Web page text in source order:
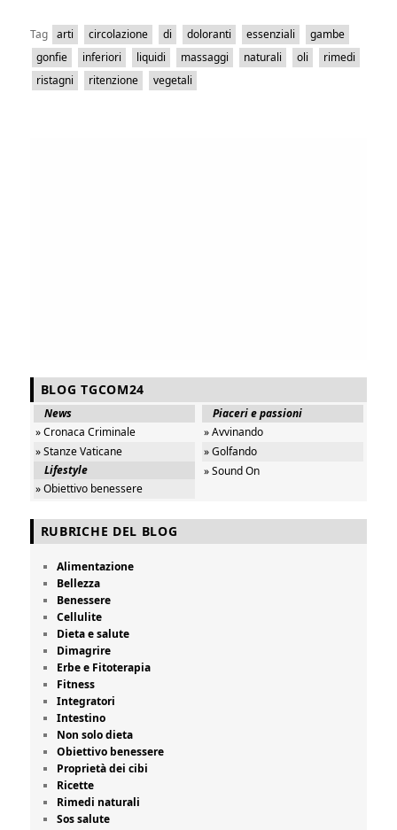
Tag arti circolazione di doloranti essenziali
gambe
gonfie
inferiori liquidi massaggi naturali oli
rimedi
ristagni
ritenzione vegetali
BLOG TGCOM24
News
» Cronaca Criminale
» Stanze Vaticane
Lifestyle
» Obiettivo benessere
Piaceri e passioni
» Avvinando
» Golfando
» Sound On
RUBRICHE DEL BLOG
Alimentazione
Bellezza
Benessere
Cellulite
Dieta e salute
Dimagrire
Erbe e Fitoterapia
Fitness
Integratori
Intestino
Non solo dieta
Obiettivo benessere
Proprietà dei cibi
Ricette
Rimedi naturali
Sos salute